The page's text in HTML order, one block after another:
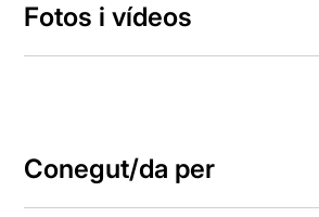
Fotos i vídeos
Conegut/da per